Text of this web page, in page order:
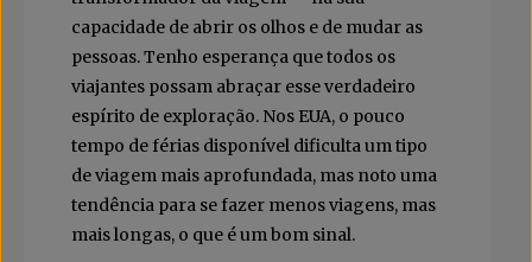
capacidade de abrir os olhos e de mudar as
pessoas. Tenho esperança que todos os
viajantes possam abraçar esse verdadeiro
espírito de exploração. Nos EUA, o pouco
tempo de férias disponível dificulta um tipo
de viagem mais aprofundada, mas noto uma
tendência para se fazer menos viagens, mas
mais longas, o que é um bom sinal.